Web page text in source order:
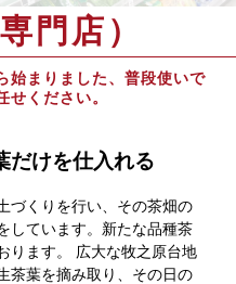
門店）
始まりました、普段使いで
ください。
だけを仕入れる
づくりを行い、その茶畑の
しています。新たな品種茶
ります。 広大な牧之原台地
茶葉を摘み取り、その日の